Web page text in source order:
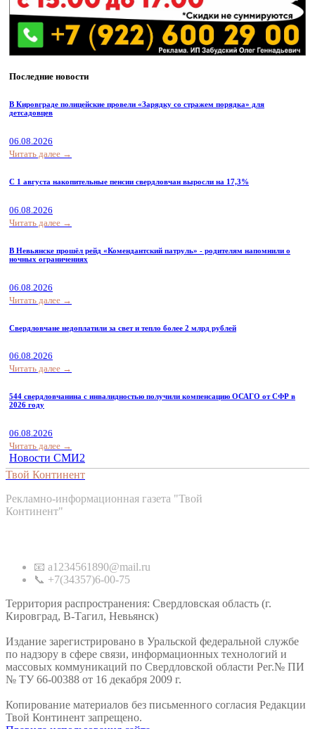
Последние новости
В Кировграде полицейские провели «Зарядку со стражем порядка» для
детсадовцев
06.08.2026
Читать далее →
С 1 августа накопительные пенсии свердловчан выросли на 17,3%
06.08.2026
Читать далее →
В Невьянске прошёл рейд «Комендантский патруль» - родителям напомнили о
ночных ограничениях
06.08.2026
Читать далее →
Свердловчане недоплатили за свет и тепло более 2 млрд рублей
06.08.2026
Читать далее →
544 свердловчанина с инвалидностью получили компенсацию ОСАГО от СФР в
2026 году
06.08.2026
Читать далее →
Новости СМИ2
Твой Континент
Рекламно-информационная газета "Твой
Континент"
📧 a1234561890@mail.ru
📞 +7(34357)6-00-75
Территория распространения: Свердловская область (г.
Кировград, В-Тагил, Невьянск)
Издание зарегистрировано в Уральской федеральной службе
по надзору в сфере связи, информационных технологий и
массовых коммуникаций по Свердловской области Рег.№ ПИ
№ ТУ 66-00388 от 16 декабря 2009 г.
Копирование материалов без письменного согласия Редакции
Твой Континент запрещено.